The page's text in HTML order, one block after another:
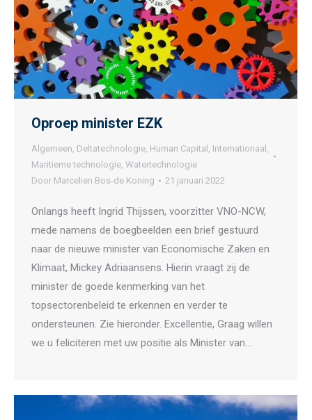
Oproep minister EZK
Algemeen, Deltatechnologie, Human Capital , Internationaal ,
Maritieme technologie, Watertechnologie
Door Marcelien Bos-de Koning 21 januari 2022
Onlangs heeft Ingrid Thijssen, voorzitter VNO-NCW,
mede namens de boegbeelden een brief gestuurd
naar de nieuwe minister van Economische Zaken en
Klimaat, Mickey Adriaansens. Hierin vraagt zij de
minister de goede kenmerking van het
topsectorenbeleid te erkennen en verder te
ondersteunen. Zie hieronder. Excellentie, Graag willen
we u feliciteren met uw positie als Minister van…